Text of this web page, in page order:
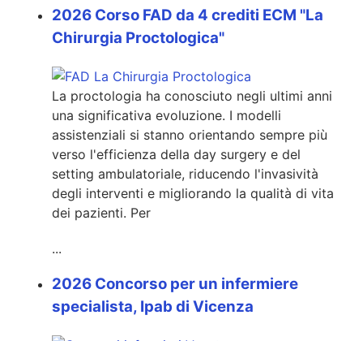
2026 Corso FAD da 4 crediti ECM "La
Chirurgia Proctologica"
La proctologia ha conosciuto negli ultimi anni
una significativa evoluzione. I modelli
assistenziali si stanno orientando sempre più
verso l'efficienza della day surgery e del
setting ambulatoriale, riducendo l'invasività
degli interventi e migliorando la qualità di vita
dei pazienti. Per
...
2026 Concorso per un infermiere
specialista, Ipab di Vicenza